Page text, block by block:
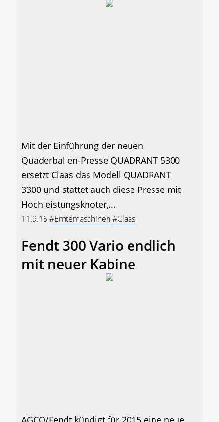
Mit der Einführung der neuen
Quaderballen-Presse QUADRANT 5300
ersetzt Claas das Modell QUADRANT
3300 und stattet auch diese Presse mit
Hochleistungsknoter,...
11.9.16#Erntemaschinen#Claas
Fendt 300 Vario endlich
mit neuer Kabine